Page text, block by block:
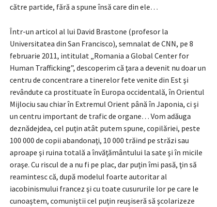
către partide, fără a spune însă care din ele…
Într-un articol al lui David Brastone (profesor la
Universitatea din San Francisco), semnalat de CNN, pe 8
februarie 2011, intitulat „Romania a Global Center for
Human Trafficking”, descoperim că ţara a devenit nu doar un
centru de concentrare a tinerelor fete venite din Est şi
revândute ca prostituate în Europa occidentală, în Orientul
Mijlociu sau chiar în Extremul Orient până în Japonia, ci şi
un centru important de trafic de organe… Vom adăuga
deznădejdea, cel puţin atât putem spune, copilăriei, peste
100 000 de copii abandonaţi, 10 000 trăind pe străzi sau
aproape şi ruina totală a învăţământului la sate şi în micile
oraşe. Cu riscul de a nu fi pe plac, dar puţin îmi pasă, ţin să
reamintesc că, după modelul foarte autoritar al
iacobinismului francez şi cu toate cusururile lor pe care le
cunoaştem, comuniştii cel puţin reuşiseră să şcolarizeze